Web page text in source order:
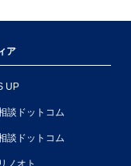
ア
UP
談ドットコム
談ドットコム